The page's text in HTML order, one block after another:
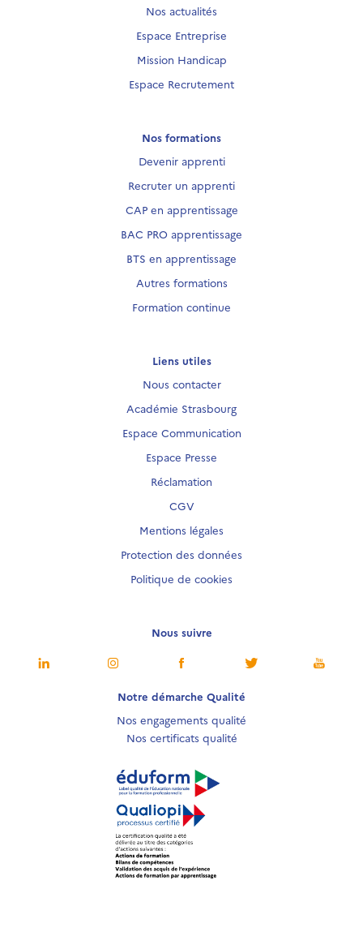
Nos actualités
Espace Entreprise
Mission Handicap
Espace Recrutement
Nos formations
Devenir apprenti
Recruter un apprenti
CAP en apprentissage
BAC PRO apprentissage
BTS en apprentissage
Autres formations
Formation continue
Liens utiles
Nous contacter
Académie Strasbourg
Espace Communication
Espace Presse
Réclamation
CGV
Mentions légales
Protection des données
Politique de cookies
Nous suivre
Notre démarche Qualité
Nos engagements qualité
Nos certificats qualité